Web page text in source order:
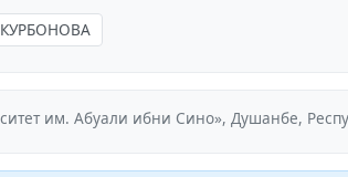
им. Абуали ибни Сино», Душанбе,